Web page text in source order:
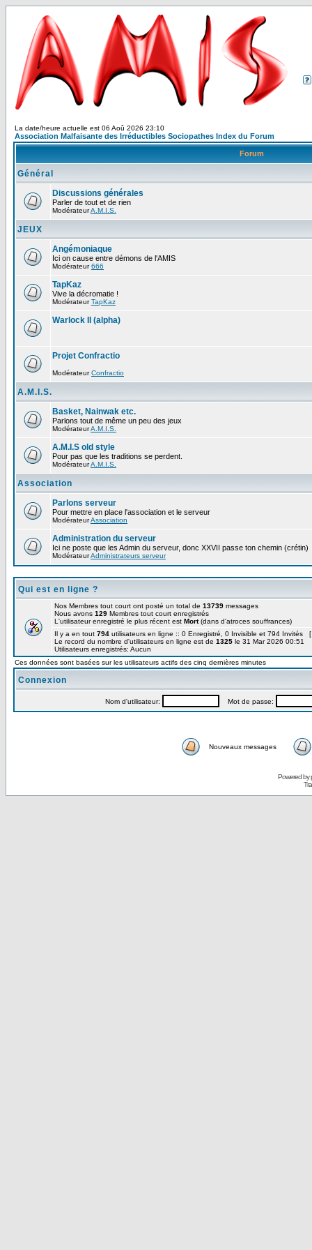
La date/heure actuelle est 06 Aoû 2026 23:10
Association Malfaisante des Irréductibles Sociopathes Index du Forum
Forum
Général
Discussions générales
Parler de tout et de rien
ModérateurA.M.I.S.
JEUX
Angémoniaque
Ici on cause entre démons de l'AMIS
Modérateur666
TapKaz
Vive la décromatie !
ModérateurTapKaz
Warlock II (alpha)
Projet Confractio
ModérateurConfractio
A.M.I.S.
Basket, Nainwak etc.
Parlons tout de même un peu des jeux
ModérateurA.M.I.S.
A.M.I.S old style
Pour pas que les traditions se perdent.
ModérateurA.M.I.S.
Association
Parlons serveur
Pour mettre en place l'association et le serveur
ModérateurAssociation
Administration du serveur
Ici ne poste que les Admin du serveur, donc XXVII passe ton chemin (crétin)
ModérateurAdministrateurs serveur
Qui est en ligne ?
Nos Membres tout court ont posté un total de 13739 messages
Nous avons 129 Membres tout court enregistrés
L'utilisateur enregistré le plus récent est Mort(dans d'atroces souffrances)
Il y a en tout 794 utilisateurs en ligne :: 0 Enregistré, 0 Invisible et 794 Invités [
Le record du nombre d'utilisateurs en ligne est de 1325 le 31 Mar 2026 00:51
Utilisateurs enregistrés: Aucun
Ces données sont basées sur les utilisateurs actifs des cinq dernières minutes
Connexion
Nom d'utilisateur: Mot de passe:
Nouveaux messages
Powered by